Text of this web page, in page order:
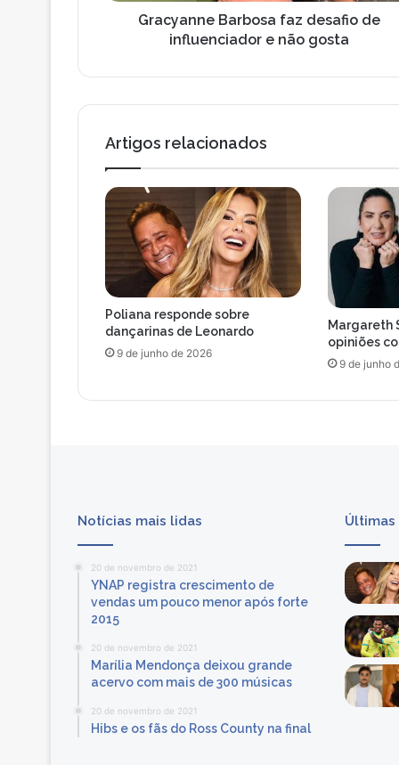
o
m
b
f
a
z
d
e
s
a
f
o
d
e
i
a
o
r
e
ã
o
o
s
Gracyanne Barbosa faz desafio de
influenciador e não gosta
Artigos relacionados
Poliana responde sobre
dançarinas de Leonardo
9 de junho de 2026
Margareth
opiniões
9 de junho
Notícias mais lidas
20 de novembro de 2021
YNAP registra crescimento de
vendas um pouco menor após forte
2015
20 de novembro de 2021
Marília Mendonça deixou grande
acervo com mais de 300 músicas
20 de novembro de 2021
Hibs e os fãs do Ross County na final